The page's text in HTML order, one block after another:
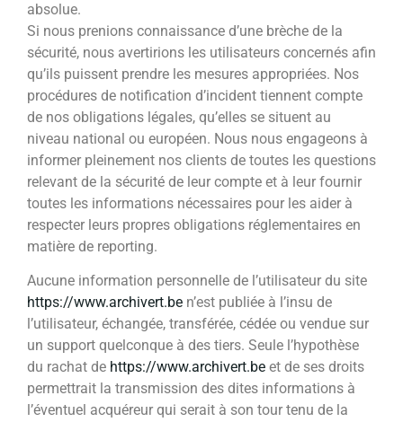
absolue.
Si nous prenions connaissance d’une brèche de la
sécurité, nous avertirions les utilisateurs concernés afin
qu’ils puissent prendre les mesures appropriées. Nos
procédures de notification d’incident tiennent compte
de nos obligations légales, qu’elles se situent au
niveau national ou européen. Nous nous engageons à
informer pleinement nos clients de toutes les questions
relevant de la sécurité de leur compte et à leur fournir
toutes les informations nécessaires pour les aider à
respecter leurs propres obligations réglementaires en
matière de reporting.
Aucune information personnelle de l’utilisateur du site
https://www.archivert.be n’est publiée à l’insu de
l’utilisateur, échangée, transférée, cédée ou vendue sur
un support quelconque à des tiers. Seule l’hypothèse
du rachat de https://www.archivert.be et de ses droits
permettrait la transmission des dites informations à
l’éventuel acquéreur qui serait à son tour tenu de la